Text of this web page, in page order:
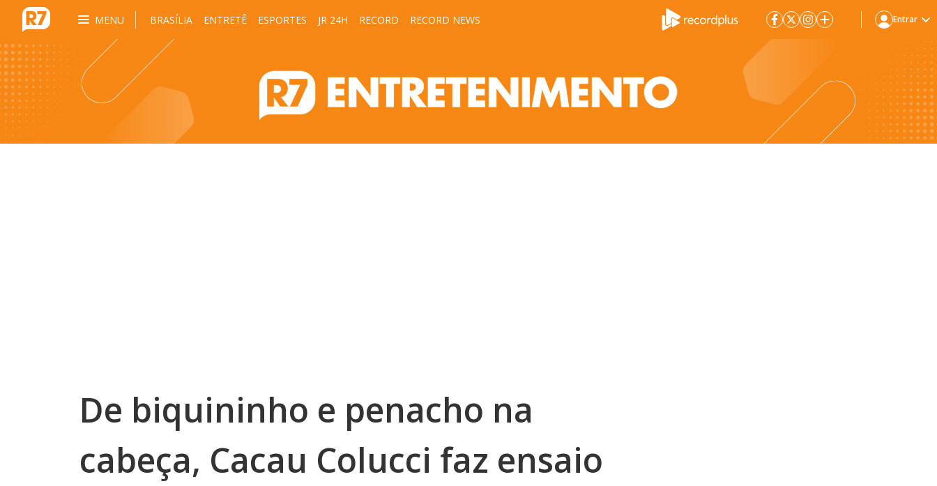
MENU BRASÍLIA ENTRETÊ ESPORTES JR 24H RECORD RECORD NEWS Entrar
De biquininho e penacho na
cabeça, Cacau Colucci faz ensaio